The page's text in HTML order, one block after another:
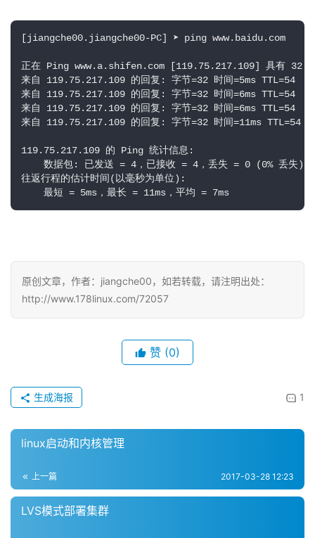
[jiangche00.jiangche00-PC] ➤ ping www.baidu.com
正在 Ping www.a.shifen.com [119.75.217.109] 具有 32
来自 119.75.217.109 的回复: 字节=32 时间=5ms TTL=54
来自 119.75.217.109 的回复: 字节=32 时间=6ms TTL=54
来自 119.75.217.109 的回复: 字节=32 时间=6ms TTL=54
来自 119.75.217.109 的回复: 字节=32 时间=11ms TTL=54
119.75.217.109 的 Ping 统计信息:
    数据包: 已发送 = 4，已接收 = 4，丢失 = 0 (0% 丢失)，
往返行程的估计时间(以毫秒为单位):
    最短 = 5ms，最长 = 11ms，平均 = 7ms
原创文章，作者：jiangche00，如若转载，请注明出处：
http://www.178linux.com/72057
赞 (0)
1
生成海报
linux启动和内核管理
上一篇 2017-03-28 12:23
LVS模式部署集群